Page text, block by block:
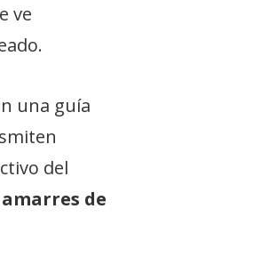
ve
una guía
del
amarres de